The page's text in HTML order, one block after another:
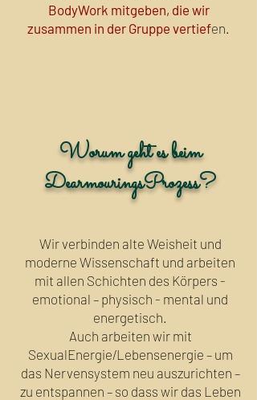
BodyWork mitgeben, die wir
zusammen in der Gruppe vertiefen.
Worum geht es beim
DearmouringsProzess?
Wir verbinden alte Weisheit und
moderne Wissenschaft und arbeiten
mit allen Schichten des Körpers -
emotional – physisch - mental und
energetisch.
Auch arbeiten wir mit
SexualEnergie/Lebensenergie – um
das Nervensystem neu auszurichten –
zu entspannen – so dass wir das Leben